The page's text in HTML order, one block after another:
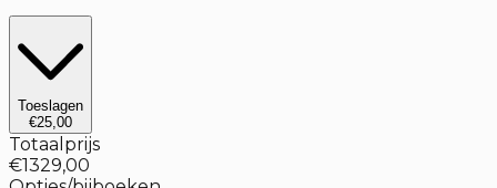
Toeslagen
€25,00
Totaalprijs
€1329,00